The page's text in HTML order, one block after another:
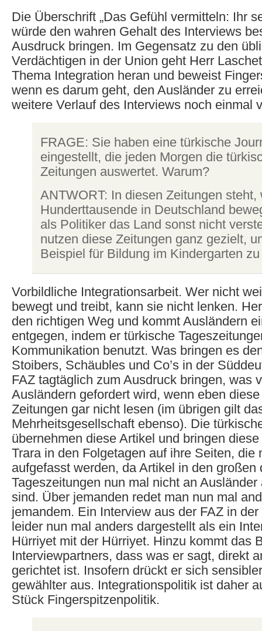
Die Überschrift „Das Gefühl vermitteln: Ihr
würde den wahren Gehalt des Interviews
Ausdruck bringen. Im Gegensatz zu den
Verdächtigen in der Union geht Herr
Thema Integration heran und beweist
wenn es darum geht, den Ausländer zu
weitere Verlauf des Interviews noch einmal
FRAGE: Sie haben eine türkische
eingestellt, die jeden Morgen die
Zeitungen auswertet. Warum?
ANTWORT: In diesen Zeitungen steht,
Hunderttausende in Deutschland
als Politiker das Land sonst nicht
nutzen diese Zeitungen ganz gezielt,
Beispiel für Bildung im Kindergarten
Vorbildliche Integrationsarbeit. Wer nicht
bewegt und treibt, kann sie nicht lenken.
den richtigen Weg und kommt Ausländern
entgegen, indem er türkische
Kommunikation benutzt. Was bringen es
Stoibers, Schäubles und Co’s in der
FAZ tagtäglich zum Ausdruck bringen, was
Ausländern gefordert wird, wenn eben
Zeitungen gar nicht lesen (im übrigen gilt
Mehrheitsgesellschaft ebenso). Die
übernehmen diese Artikel und bringen
Trara in den Folgetagen auf ihre Seiten, die
aufgefasst werden, da Artikel in den großen
Tageszeitungen nun mal nicht an
sind. Über jemanden redet man nun mal
jemandem. Ein Interview aus der FAZ in
leider nun mal anders dargestellt als ein
Hürriyet mit der Hürriyet. Hinzu kommt das
Interviewpartners, dass was er sagt, direkt
gerichtet ist. Insofern drückt er sich
gewählter aus. Integrationspolitik ist daher
Stück Fingerspitzenpolitik.